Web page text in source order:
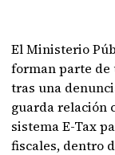
El Ministerio
forman parte de
tras una
guarda relación
sistema E-Tax
fiscales, dentro